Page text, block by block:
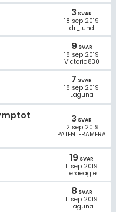
3 SVAR
18 sep 2019
dr_lund
9 SVAR
18 sep 2019
Victoria830
7 SVAR
18 sep 2019
Laguna
3 SVAR
12 sep 2019
PATENTERAMERA
19 SVAR
11 sep 2019
Teraeagle
8 SVAR
11 sep 2019
Laguna